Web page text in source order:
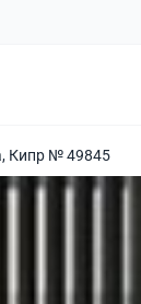
Кипр № 49845